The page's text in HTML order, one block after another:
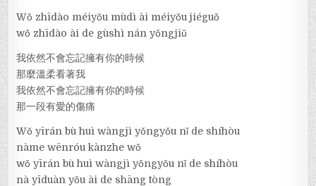
Wǒ zhīdào méiyǒu mùdì ài méiyǒu jiéguǒ
wǒ zhīdào ài de gùshì nán yǒngjiǔ
我依然不會忘記擁有你的時候
那麼溫柔看著我
我依然不會忘記擁有你的時候
那一段有愛的傷痛
Wǒ yīrán bù huì wàngjì yǒngyǒu nǐ de shíhòu
nàme wēnróu kànzhe wǒ
wǒ yīrán bù huì wàngjì yǒngyǒu nǐ de shíhòu
nà yīduàn yǒu ài de shāng tòng